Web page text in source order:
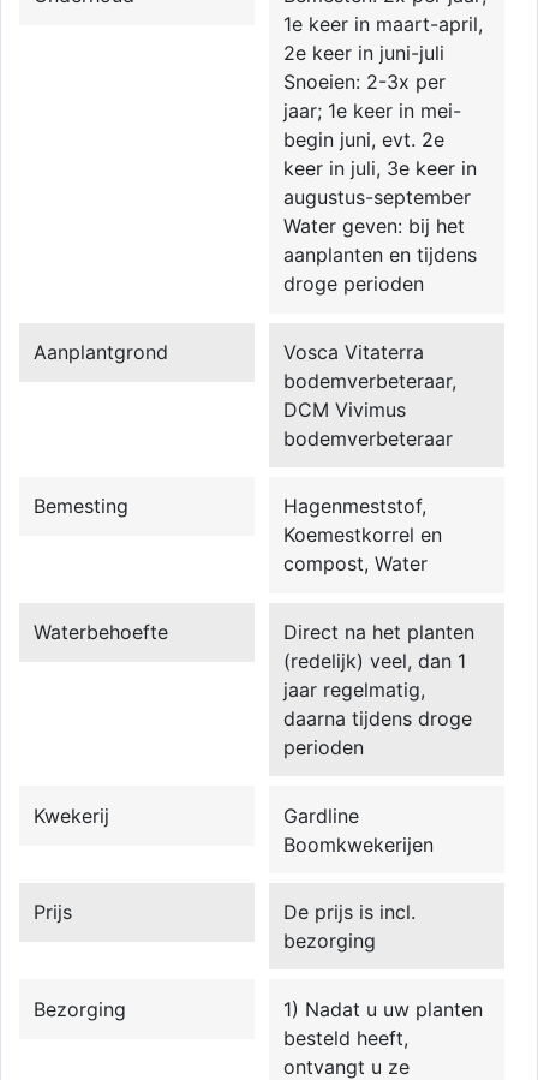
1e keer in maart-april,
2e keer in juni-juli
Snoeien: 2-3x per
jaar; 1e keer in mei-
begin juni, evt. 2e
keer in juli, 3e keer in
augustus-september
Water geven: bij het
aanplanten en tijdens
droge perioden
Aanplantgrond
Vosca Vitaterra
bodemverbeteraar,
DCM Vivimus
bodemverbeteraar
Bemesting
Hagenmeststof,
Koemestkorrel en
compost, Water
Waterbehoefte
Direct na het planten
(redelijk) veel, dan 1
jaar regelmatig,
daarna tijdens droge
perioden
Kwekerij
Gardline
Boomkwekerijen
Prijs
De prijs is incl.
bezorging
Bezorging
1) Nadat u uw planten
besteld heeft,
ontvangt u ze